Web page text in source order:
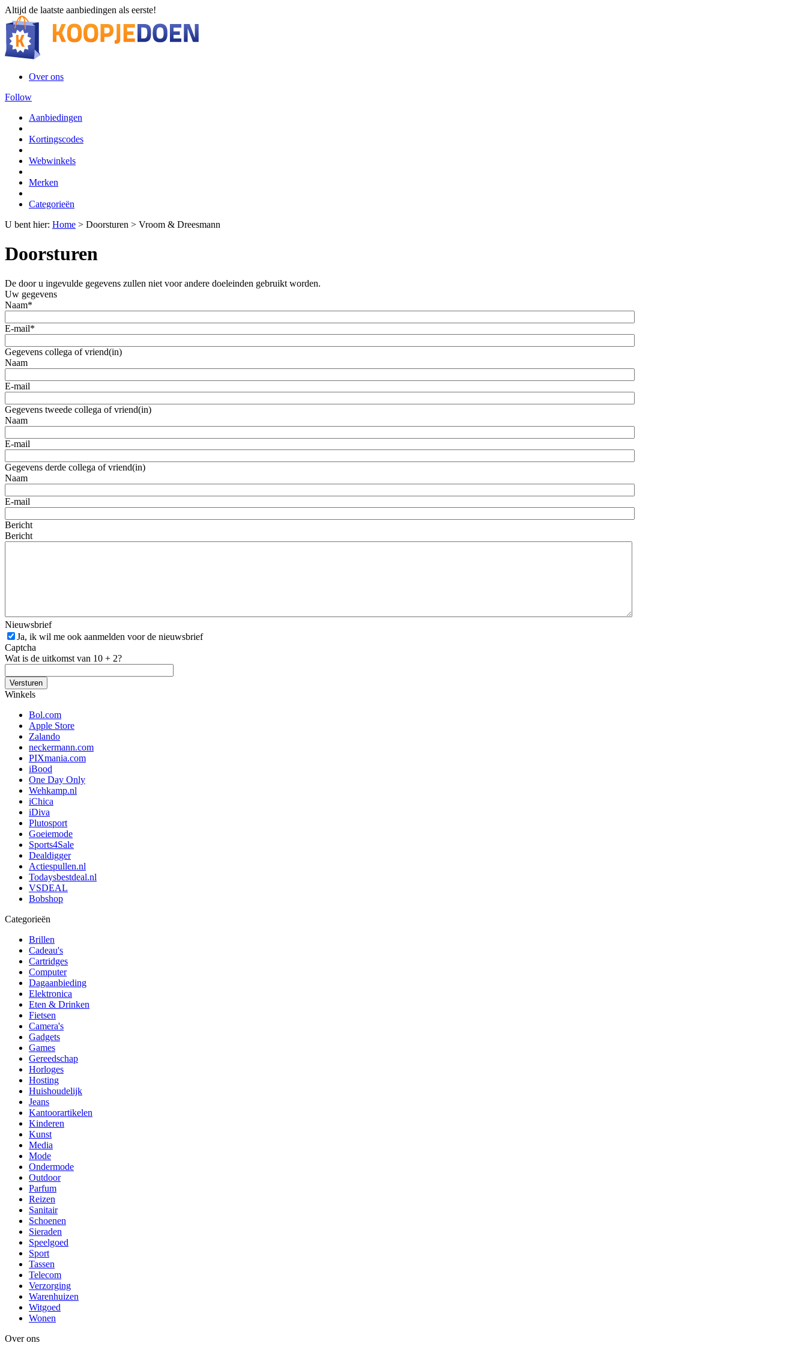
Altijd de laatste aanbiedingen als eerste!
Over ons
Follow
Aanbiedingen
Kortingscodes
Webwinkels
Merken
Categorieën
U bent hier: Home > Doorsturen > Vroom & Dreesmann
Doorsturen
De door u ingevulde gegevens zullen niet voor andere doeleinden gebruikt worden.
Uw gegevens
Naam*
E-mail*
Gegevens collega of vriend(in)
Naam
E-mail
Gegevens tweede collega of vriend(in)
Naam
E-mail
Gegevens derde collega of vriend(in)
Naam
E-mail
Bericht
Bericht
Nieuwsbrief
Ja, ik wil me ook aanmelden voor de nieuwsbrief
Captcha
Wat is de uitkomst van 10 + 2?
Winkels
Bol.com
Apple Store
Zalando
neckermann.com
PIXmania.com
iBood
One Day Only
Wehkamp.nl
iChica
iDiva
Plutosport
Goeiemode
Sports4Sale
Dealdigger
Actiespullen.nl
Todaysbestdeal.nl
VSDEAL
Bobshop
Categorieën
Brillen
Cadeau's
Cartridges
Computer
Dagaanbieding
Elektronica
Eten & Drinken
Fietsen
Camera's
Gadgets
Games
Gereedschap
Horloges
Hosting
Huishoudelijk
Jeans
Kantoorartikelen
Kinderen
Kunst
Media
Mode
Ondermode
Outdoor
Parfum
Reizen
Sanitair
Schoenen
Sieraden
Speelgoed
Sport
Tassen
Telecom
Verzorging
Warenhuizen
Witgoed
Wonen
Over ons